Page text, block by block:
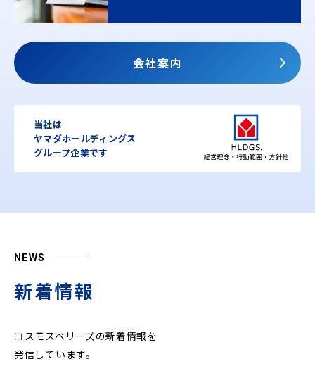
会社案内
当社は
ヤマダホールディングス
グループ企業です
NEWS
新着情報
コスモスベリーズの新着情報を
発信しています。